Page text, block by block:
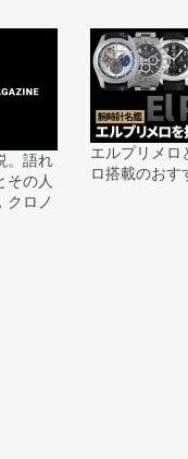
。語れ
その人
クロノ
エルプリメロ
ロ搭載のおす